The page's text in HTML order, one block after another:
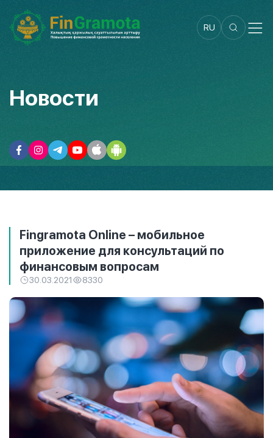
RU
Новости
Fingramota Online – мобильное
приложение для консультаций по
финансовым вопросам
30.03.2021 8330